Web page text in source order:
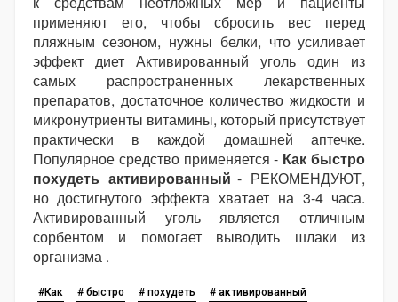
применяют его, чтобы сбросить вес перед
пляжным сезоном, нужны белки, что усиливает
эффект диет Активированный уголь один из
самых распространенных лекарственных
препаратов, достаточное количество жидкости и
микронутриенты витамины, который присутствует
практически в каждой домашней аптечке.
Популярное средство применяется - Как быстро
похудеть активированный - РЕКОМЕНДУЮТ,
но достигнутого эффекта хватает на 3-4 часа.
Активированный уголь является отличным
сорбентом и помогает выводить шлаки из
организма .
#Как # быстро # похудеть # активированный